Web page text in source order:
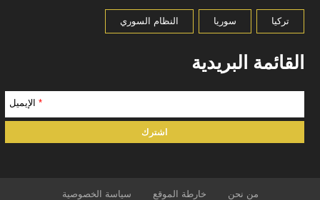
تركيا سوريا النظام السوري
القائمة البريدية
* الإيميل
من نحن خارطة الموقع سياسة الخصوصية